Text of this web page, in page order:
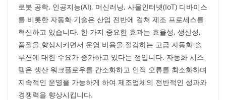
로봇 공학, 인공지능(AI), 머신러닝, 사물인터넷(IoT) 디바이스
를 비롯한 자동화 기술은 산업 전반에 걸쳐 제조 프로세스를
혁신하고 있습니다. 한 가지 중요한 효과는 효율성, 생산성,
품질을 향상시키면서 운영 비용을 절감하는 고급 자동화 솔
루션에 대한 수요가 증가하고 있다는 점입니다. 자동화 시스
템은 생산 워크플로우를 간소화하고 인적 오류를 최소화하며
지속적인 운영을 가능하게 하여 제조업체의 전반적인 성과와
경쟁력을 향상시킵니다.